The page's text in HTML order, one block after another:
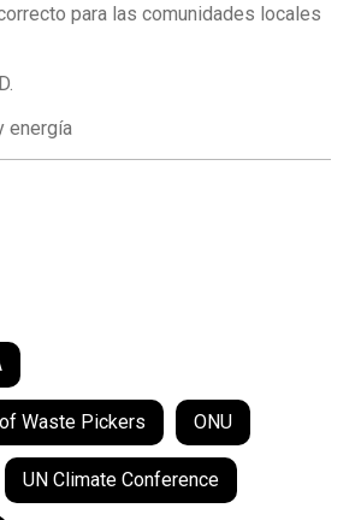
Waste Pickers ONU
UN Climate Conference
para las comunidades locales
energía